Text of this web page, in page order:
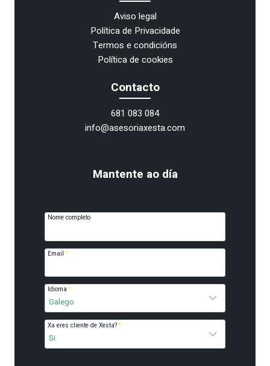
Aviso legal
Política de Privacidade
Termos e condicións
Política de cookies
Contacto
681 083 084
info@asesoriaxesta.com
Mantente ao día
Nome completo
Email *
Idioma *
Xa eres cliente de Xesta?*